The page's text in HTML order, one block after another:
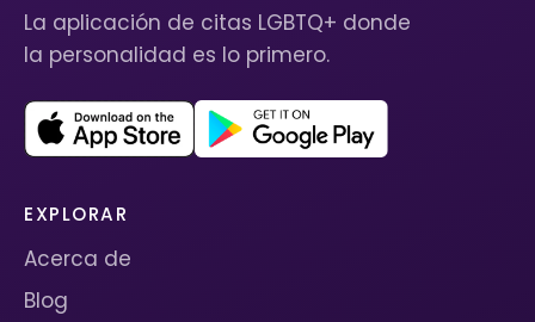
La aplicación de citas LGBTQ+ donde
la personalidad es lo primero.
EXPLORAR
Acerca de
Blog